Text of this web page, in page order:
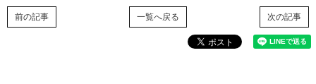
次の記事
一覧へ戻る
前の記事